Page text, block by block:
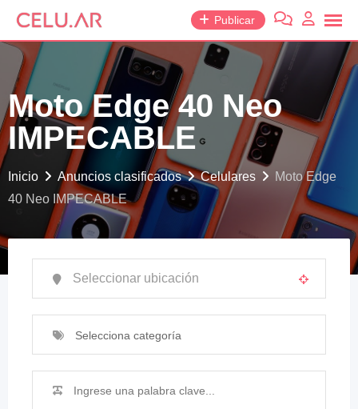
saltar
contenido
Publicar
Moto Edge 40 Neo
IMPECABLE
Inicio Anuncios clasificados Celulares
Moto Edge
40 Neo IMPECABLE
Selecciona categoría